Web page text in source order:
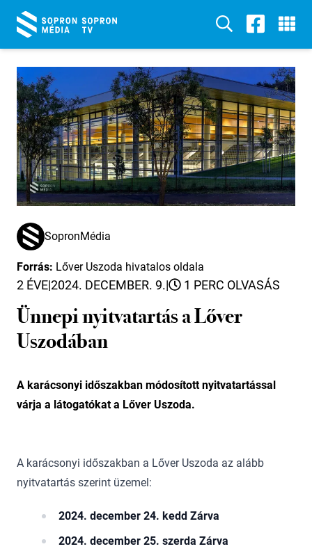
SopronMédia
Forrás: Lőver Uszoda hivatalos oldala
2 ÉVE|2024. DECEMBER. 9.| 1 PERC OLVASÁS
Ünnepi nyitvatartás a Lőver
Uszodában
A karácsonyi időszakban módosított nyitvatartással
várja a látogatókat a Lőver Uszoda.
A karácsonyi időszakban a Lőver Uszoda az alább
nyitvatartás szerint üzemel:
2024. december 24. kedd Zárva
2024. december 25. szerda Zárva